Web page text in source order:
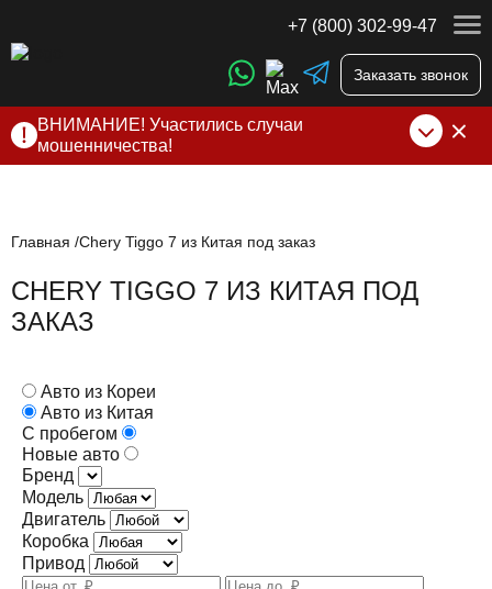
+7 (800) 302-99-47
Заказать звонок
ВНИМАНИЕ! Участились случаи
мошенничества!
нами по официальнымконтактам, указанным в соц сетях
Главная Chery Tiggo 7 из Китая под заказ
CHERY TIGGO 7 ИЗ КИТАЯ ПОД
ЗАКАЗ
Авто из Кореи
Авто из Китая
С пробегом
Новые авто
Бренд
Модель
Двигатель
Коробка
Привод